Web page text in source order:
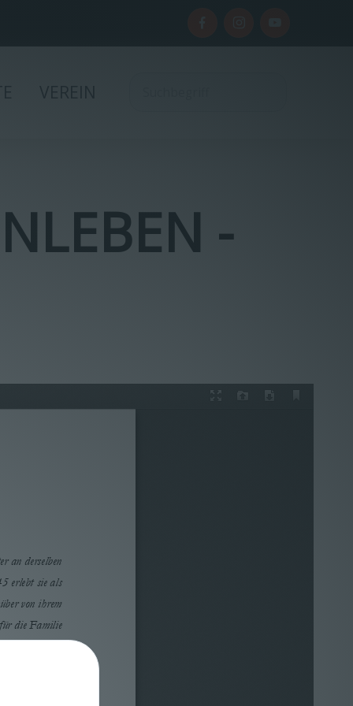
-
an derselben
erlebt sie als
von ihrem
die Familie
und als
und baut